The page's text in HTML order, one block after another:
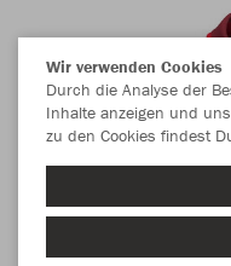
Wir verwenden Cookies
Durch die Analyse der
Inhalte anzeigen und
zu den Cookies findest